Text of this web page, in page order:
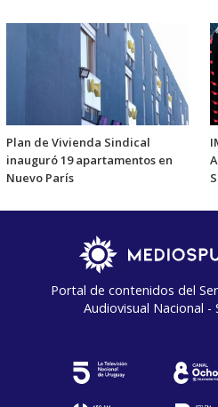
Plan de Vivienda Sindical
inauguró 19 apartamentos en
Nuevo París
Portal de contenidos del
Audiovisual Nacional -